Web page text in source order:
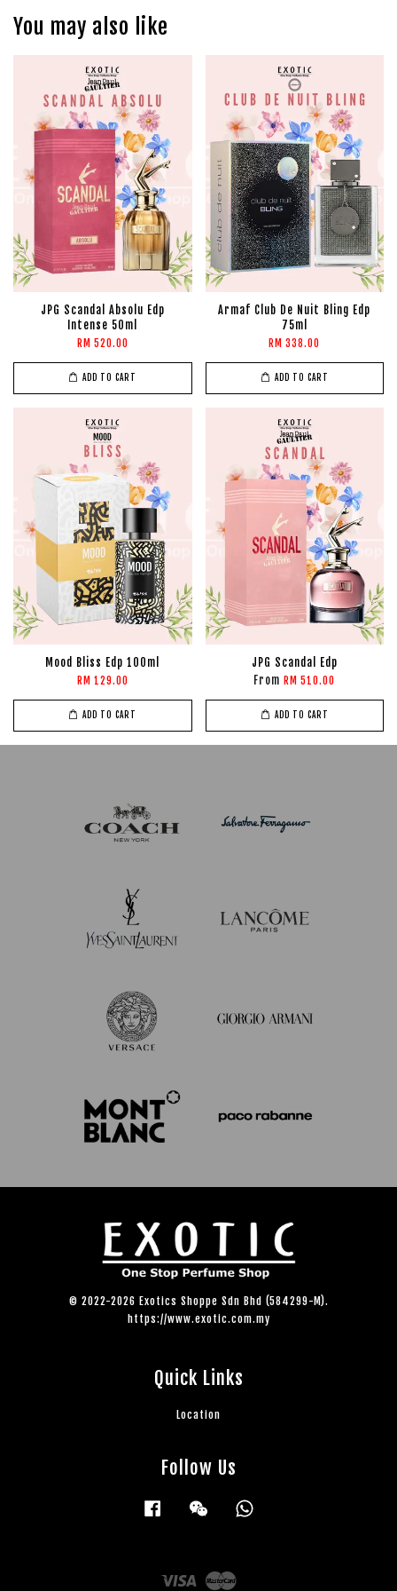
You may also like
JPG Scandal Absolu Edp
Intense 50ml
RM 520.00
ADD TO CART
Armaf Club De Nuit Bling Edp
75ml
RM 338.00
ADD TO CART
Mood Bliss Edp 100ml
RM 129.00
ADD TO CART
JPG Scandal Edp
From RM 510.00
ADD TO CART
© 2022-2026 Exotics Shoppe Sdn Bhd (584299-M).
https://www.exotic.com.my
Quick Links
Location
Follow Us
Facebook Wechat
Visa